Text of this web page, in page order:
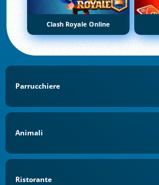
Clash Royale Online
Parrucchiere
Animali
Ristorante